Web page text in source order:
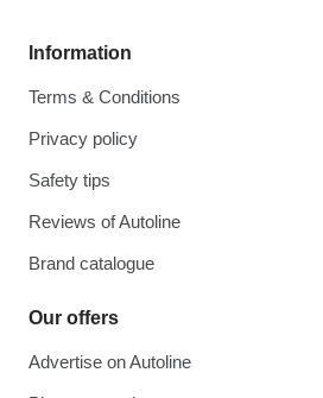
Information
Terms & Conditions
Privacy policy
Safety tips
Reviews of Autoline
Brand catalogue
Our offers
Advertise on Autoline